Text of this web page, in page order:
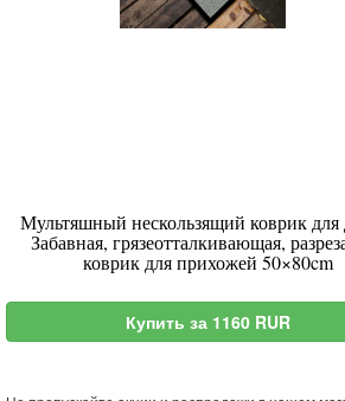
Мультяшный нескользящий коврик для
Забавная, грязеотталкивающая,
коврик для прихожей 50×80cm
Купить за 1160 RUR